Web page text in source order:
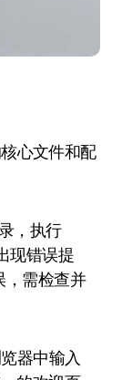
心文件和配
，执行
现错误提
，需检查并
器中输入